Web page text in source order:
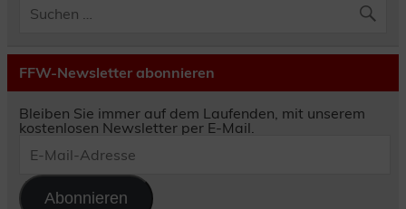
FFW-Newsletter abonnieren
Bleiben Sie immer auf dem Laufenden, mit unserem
kostenlosen Newsletter per E-Mail.
Mail-
Abonnieren